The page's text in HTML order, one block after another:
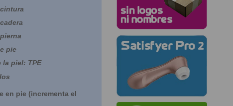
pie
la piel: TPE
en pie (incrementa el